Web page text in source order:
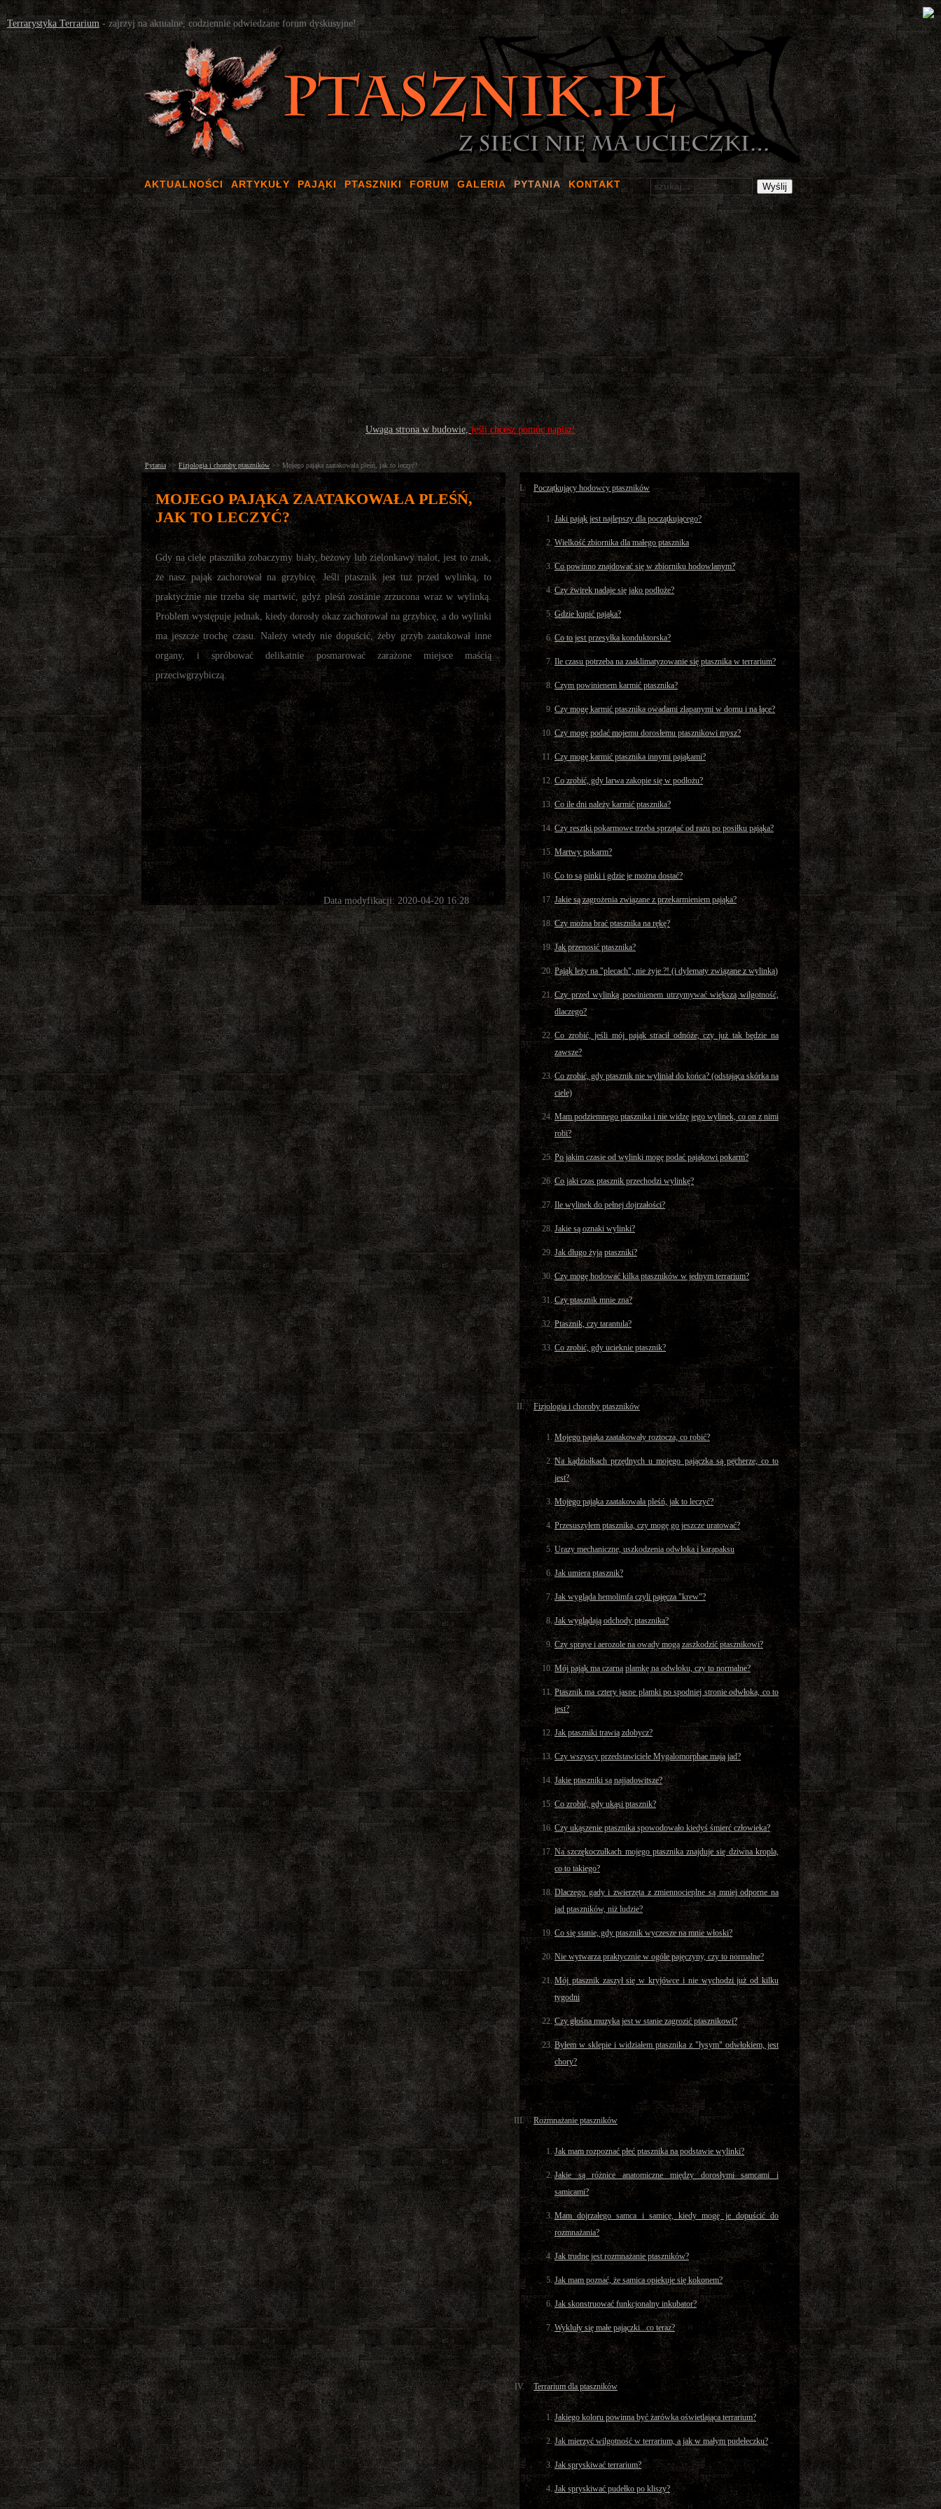
Terrarystyka Terrarium - zajrzyj na aktualne, codziennie odwiedzane forum dyskusyjne!
AKTUALNOŚCI ARTYKUŁY PAJĄKI PTASZNIKI FORUM GALERIA PYTANIA KONTAKT
Uwaga strona w budowie,jeśli chcesz pomóc napisz!
Pytania >>Fizjologia i choroby ptaszników >> Mojego pająka zaatakowała pleśń, jak to leczyć?
MOJEGO PAJĄKA ZAATAKOWAŁA PLEŚŃ,
JAK TO LECZYĆ?
Gdy na ciele ptasznika zobaczymy biały, beżowy lub zielonkawy nalot, jest to znak,
że nasz pająk zachorował na grzybicę. Jeśli ptasznik jest tuż przed wylinką, to
praktycznie nie trzeba się martwić, gdyż pleśń zostanie zrzucona wraz w wylinką.
Problem występuje jednak, kiedy dorosły okaz zachorował na grzybicę, a do wylinki
ma jeszcze trochę czasu. Należy wtedy nie dopuścić, żeby grzyb zaatakował inne
organy, i spróbować delikatnie posmarować zarażone miejsce maścią
przeciwgrzybiczą.
Data modyfikacji: 2020-04-20 16:28
Początkujący hodowcy ptaszników
Jaki pająk jest najlepszy dla początkującego?
Wielkość zbiornika dla małego ptasznika
Co powinno znajdować się w zbiorniku hodowlanym?
Czy żwirek nadaje się jako podłoże?
Gdzie kupić pająka?
Co to jest przesyłka konduktorska?
Ile czasu potrzeba na zaaklimatyzowanie się ptasznika w terrarium?
Czym powinienem karmić ptasznika?
Czy mogę karmić ptasznika owadami złapanymi w domu i na łące?
Czy mogę podać mojemu dorosłemu ptasznikowi mysz?
Czy mogę karmić ptasznika innymi pająkami?
Co zrobić, gdy larwa zakopie się w podłożu?
Co ile dni należy karmić ptasznika?
Czy resztki pokarmowe trzeba sprzątać od razu po posiłku pająka?
Martwy pokarm?
Co to są pinki i gdzie je można dostać?
Jakie są zagrożenia związane z przekarmieniem pająka?
Czy można brać ptasznika na rękę?
Jak przenosić ptasznika?
Pająk leży na "plecach", nie żyje ?! (i dylematy związane z wylinką)
Czy przed wylinką powinienem utrzymywać większą wilgotność,
dlaczego?
Co zrobić, jeśli mój pająk stracił odnóże, czy już tak będzie na
zawsze?
Co zrobić, gdy ptasznik nie wyliniał do końca? (odstająca skórka na
ciele)
Mam podziemnego ptasznika i nie widzę jego wylinek, co on z nimi
robi?
Po jakim czasie od wylinki mogę podać pająkowi pokarm?
Co jaki czas ptasznik przechodzi wylinkę?
Ile wylinek do pełnej dojrzałości?
Jakie są oznaki wylinki?
Jak długo żyją ptaszniki?
Czy mogę hodować kilka ptaszników w jednym terrarium?
Czy ptasznik mnie zna?
Ptasznik, czy tarantula?
Co zrobić, gdy ucieknie ptasznik?
Fizjologia i choroby ptaszników
Mojego pająka zaatakowały roztocza, co robić?
Na kądziołkach przędnych u mojego pajączka są pęcherze, co to
jest?
Mojego pająka zaatakowała pleśń, jak to leczyć?
Przesuszyłem ptasznika, czy mogę go jeszcze uratować?
Urazy mechaniczne, uszkodzenia odwłoka i karapaksu
Jak umiera ptasznik?
Jak wygląda hemolimfa czyli pajęcza "krew"?
Jak wyglądają odchody ptasznika?
Czy spraye i aerozole na owady mogą zaszkodzić ptasznikowi?
Mój pająk ma czarną plamkę na odwłoku, czy to normalne?
Ptasznik ma cztery jasne plamki po spodniej stronie odwłoka, co to
jest?
Jak ptaszniki trawią zdobycz?
Czy wszyscy przedstawiciele Mygalomorphae mają jad?
Jakie ptaszniki są najjadowitsze?
Co zrobić, gdy ukąsi ptasznik?
Czy ukąszenie ptasznika spowodowało kiedyś śmierć człowieka?
Na szczękoczułkach mojego ptasznika znajduje się dziwna kropla,
co to takiego?
Dlaczego gady i zwierzęta z zmiennocieplne są mniej odporne na
jad ptaszników, niż ludzie?
Co się stanie, gdy ptasznik wyczesze na mnie włoski?
Nie wytwarza praktycznie w ogóle pajęczyny, czy to normalne?
Mój ptasznik zaszył się w kryjówce i nie wychodzi już od kilku
tygodni
Czy głośna muzyka jest w stanie zagrozić ptasznikowi?
Byłem w sklepie i widziałem ptasznika z "łysym" odwłokiem, jest
chory?
Rozmnażanie ptaszników
Jak mam rozpoznać płeć ptasznika na podstawie wylinki?
Jakie są różnice anatomiczne między dorosłymi samcami i
samicami?
Mam dojrzałego samca i samicę, kiedy mogę je dopuścić do
rozmnażania?
Jak trudne jest rozmnażanie ptaszników?
Jak mam poznać, że samica opiekuje się kokonem?
Jak skonstruować funkcjonalny inkubator?
Wykluły się małe pajączki...co teraz?
Terrarium dla ptaszników
Jakiego koloru powinna być żarówka oświetlająca terrarium?
Jak mierzyć wilgotność w terrarium, a jak w małym pudełeczku?
Jak spryskiwać terrarium?
Jak spryskiwać pudełko po kliszy?